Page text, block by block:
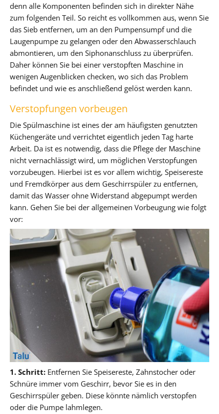
denn alle Komponenten befinden sich in direkter Nähe
zum folgenden Teil. So reicht es vollkommen aus, wenn Sie
das Sieb entfernen, um an den Pumpensumpf und die
Laugenpumpe zu gelangen oder den Abwasserschlauch
abmontieren, um den Siphonanschluss zu überprüfen.
Daher können Sie bei einer verstopften Maschine in
wenigen Augenblicken checken, wo sich das Problem
befindet und wie es anschließend gelöst werden kann.
Verstopfungen vorbeugen
Die Spülmaschine ist eines der am häufigsten genutzten
Küchengeräte und verrichtet eigentlich jeden Tag harte
Arbeit. Da ist es notwendig, dass die Pflege der Maschine
nicht vernachlässigt wird, um möglichen Verstopfungen
vorzubeugen. Hierbei ist es vor allem wichtig, Speisereste
und Fremdkörper aus dem Geschirrspüler zu entfernen,
damit das Wasser ohne Widerstand abgepumpt werden
kann. Gehen Sie bei der allgemeinen Vorbeugung wie folgt
vor:
1. Schritt: Entfernen Sie Speisereste, Zahnstocher oder
Schnüre immer vom Geschirr, bevor Sie es in den
Geschirrspüler geben. Diese könnte nämlich verstopfen
oder die Pumpe lahmlegen.